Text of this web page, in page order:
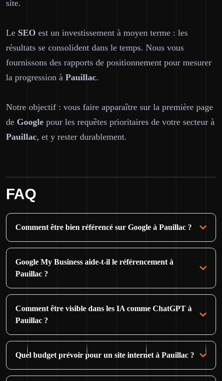
site.
Le SEO est un investissement à moyen terme : les
résultats se consolident dans le temps. Nous vous
fournissons des rapports de positionnement pour mesurer
la progression à Pauillac.
Notre objectif : vous faire apparaître sur la première page
de Google pour les requêtes prioritaires de votre secteur à
Pauillac, et y rester durablement.
FAQ
Comment être bien référencé sur Google à Pauillac ?
Google My Business aide-t-il le référencement à
Pauillac ?
Comment être visible dans les IA comme ChatGPT à
Pauillac ?
Quel budget prévoir pour un site internet à Pauillac ?